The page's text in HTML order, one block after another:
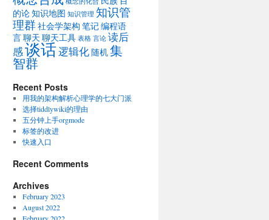
的论知识地图 知识管理 知识管
理群社会学架构 笔记编程语
言聊天 聊天工具 表格 言论 读后
感谈话逻辑化随机集
智群
Recent Posts
用我的架构解析心理学的七大门派
选择tiddlywiki的理由
五分钟上手orgmode
标签的改进
快速入口
Recent Comments
Archives
February 2023
August 2022